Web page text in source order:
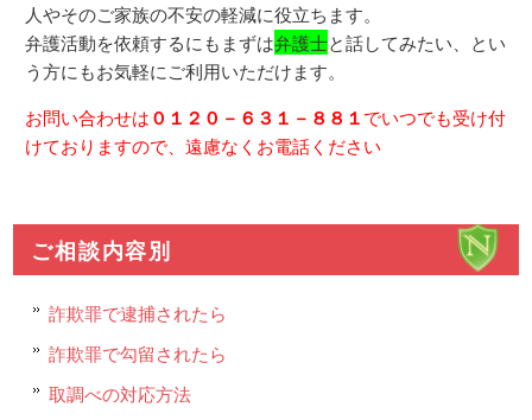
人やそのご家族の不安の軽減に役立ちます。
弁護活動を依頼するにもまずは弁護士と話してみたい、とい
う方にもお気軽にご利用いただけます。
お問い合わせは０１２０－６３１－８８１でいつでも受け付
けておりますので、遠慮なくお電話ください
ご相談内容別
詐欺罪で逮捕されたら
詐欺罪で勾留されたら
取調べの対応方法